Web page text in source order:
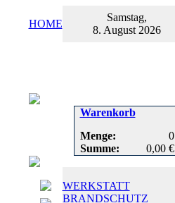
HOME
Samstag,
8. August 2026
Warenkorb
Menge:
0
Summe:
0,00 €
WERKSTATT
BRANDSCHUTZ